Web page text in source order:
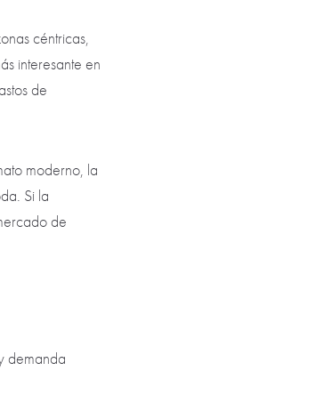
céntricas,
interesante en
de
moderno, la
Si la
de
demanda